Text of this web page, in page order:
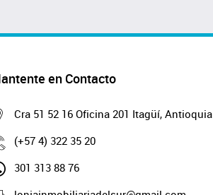
en Contacto
Cra 51 52 16 Oficina 201 Itagüí, Antioquia
(+57 4) 322 35 20
301 313 88 76